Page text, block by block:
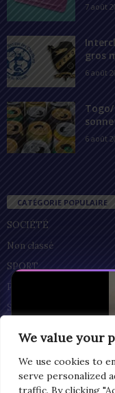
We value your
We use cookies to
serve personalized
traffic. By clicking
7 août
gros
6 août
6 août
CATÉGORIE POPULAIRE
SOCIÉTÉ
Non classé
SPORT
POLITIQUE
SANTÉ